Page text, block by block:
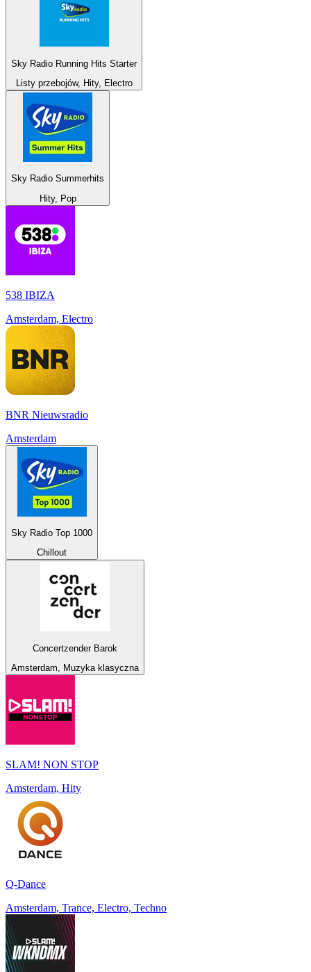
Sky Radio Running Hits Starter
Listy przebojów, Hity, Electro
Sky Radio Summerhits
Hity, Pop
538 IBIZA
Amsterdam, Electro
BNR Nieuwsradio
Amsterdam
Sky Radio Top 1000
Chillout
Concertzender Barok
Amsterdam, Muzyka klasyczna
SLAM! NON STOP
Amsterdam, Hity
Q-Dance
Amsterdam, Trance, Electro, Techno